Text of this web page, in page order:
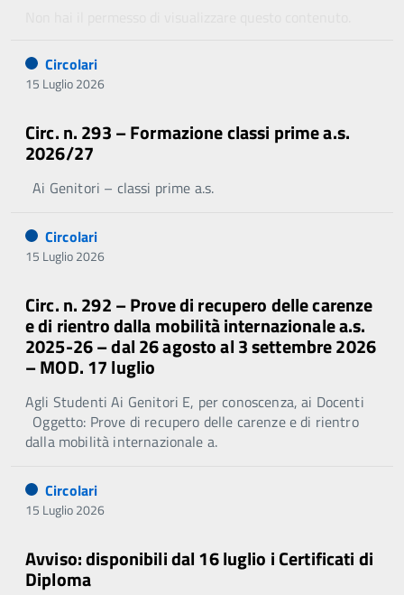
Circolari
15 Luglio 2026
Circ. n. 293 – Formazione classi prime a.s.
2026/27
Ai Genitori – classi prime a.s.
Circolari
15 Luglio 2026
Circ. n. 292 – Prove di recupero delle carenze
e di rientro dalla mobilità internazionale a.s.
2025-26 – dal 26 agosto al 3 settembre 2026
– MOD. 17 luglio
Agli Studenti Ai Genitori E, per conoscenza, ai Docenti
Oggetto: Prove di recupero delle carenze e di rientro
dalla mobilità internazionale a.
Circolari
15 Luglio 2026
Avviso: disponibili dal 16 luglio i Certificati di
Diploma